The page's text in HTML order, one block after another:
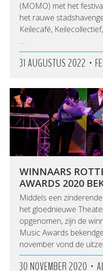
(MOMO) met het
het rauwe
Keilecafé,
…
31 AUGUSTUS 2022 •
WINNAARS
AWARDS 2020
Middels een
het gloednieuwe
opgenomen, zijn de
Music Awards
november vond de
30 NOVEMBER 2020 •